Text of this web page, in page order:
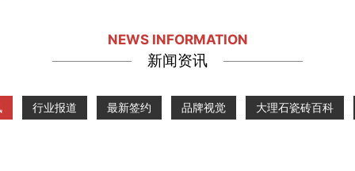
NEWS INFORMATION
新闻资讯
行业报道 最新签约 品牌视觉 大理石瓷砖百科